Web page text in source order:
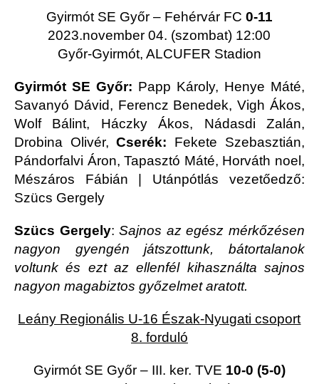
Gyirmót SE Győr – Fehérvár FC 0-11
2023.november 04. (szombat) 12:00
Győr-Gyirmót, ALCUFER Stadion
Gyirmót SE Győr: Papp Károly, Henye Máté,
Savanyó Dávid, Ferencz Benedek, Vigh Ákos,
Wolf Bálint, Háczky Ákos, Nádasdi Zalán,
Drobina Olivér,Cserék: Fekete Szebasztián,
Pándorfalvi Áron, Tapasztó Máté, Horváth noel,
Mészáros Fábián | Utánpótlás vezetőedző:
Szücs Gergely
Szücs Gergely:Sajnos az egész mérkőzésen
nagyon gyengén játszottunk, bátortalanok
voltunk és ezt az ellenfél kihasználta sajnos
nagyon magabiztos győzelmet aratott.
Leány Regionális U-16 Észak-Nyugati csoport
8. forduló
Gyirmót SE Győr – III. ker. TVE 10-0 (5-0)